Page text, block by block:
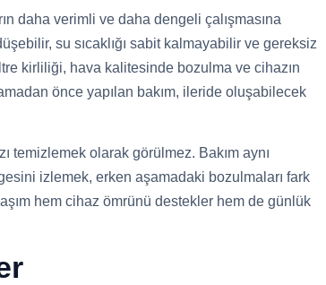
daha verimli ve daha dengeli çalışmasına
su sıcaklığı sabit kalmayabilir ve gereksiz
kirliliği, hava kalitesinde bozulma ve cihazın
önce yapılan bakım, ileride oluşabilecek
temizlemek olarak görülmez. Bakım aynı
izlemek, erken aşamadaki bozulmaları fark
hem cihaz ömrünü destekler hem de günlük